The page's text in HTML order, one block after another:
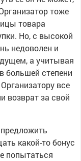
тоже
товара
Но, с высокой
недоволен и
а учитывая
большей степени
все
возврат за свой
какой-то бонус
попытаться